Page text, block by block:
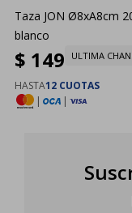
Taza JON Ø8xA8cm
blanco
$ 149 ULTIMA
HASTA12 CUOTAS
|
|